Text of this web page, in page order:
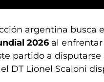
argentina busca
2026 al enfrentar
partido a disputarse
DT Lionel Scaloni